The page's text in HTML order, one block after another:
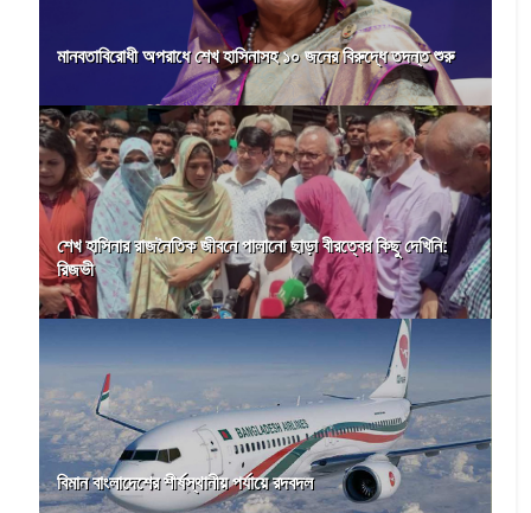
মানবতাবিরোধী অপরাধে শেখ হাসিনাসহ ১০ জনের বিরুদ্ধে তদন্ত শুরু
শেখ হাসিনার রাজনৈতিক জীবনে পালানো ছাড়া বীরত্বের কিছু দেখিনি:
রিজভী
বিমান বাংলাদেশের শীর্ষস্থানীয় পর্যায়ে রদবদল